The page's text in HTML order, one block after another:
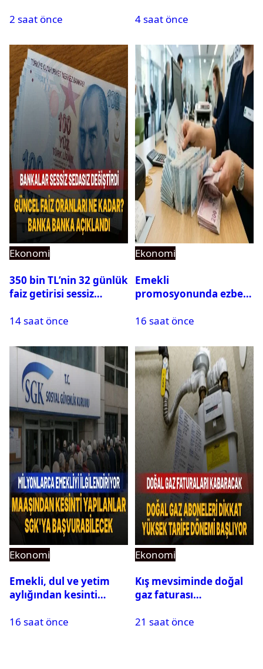
eridi
2 saat önce
4 saat önce
Ekonomi
350 bin TL’nin 32 günlük
faiz getirisi sessiz
rakamlar oraya çıktı
14 saat önce
Ekonomi
Emekli
promosyonunda ezber
kadar promosyon
16 saat önce
Ekonomi
Emekli, dul ve yetim
aylığından kesinti
başvurabilecek
16 saat önce
Ekonomi
Kış mevsiminde doğal
gaz faturası
Abonelerin yüzde 35-
21 saat önce